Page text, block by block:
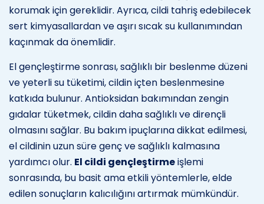
korumak için gereklidir. Ayrıca, cildi tahriş edebilecek
sert kimyasallardan ve aşırı sıcak su kullanımından
kaçınmak da önemlidir.
El gençleştirme sonrası, sağlıklı bir beslenme düzeni
ve yeterli su tüketimi, cildin içten beslenmesine
katkıda bulunur. Antioksidan bakımından zengin
gıdalar tüketmek, cildin daha sağlıklı ve dirençli
olmasını sağlar. Bu bakım ipuçlarına dikkat edilmesi,
el cildinin uzun süre genç ve sağlıklı kalmasına
yardımcı olur. El cildi gençleştirmeişlemi
sonrasında, bu basit ama etkili yöntemlerle, elde
edilen sonuçların kalıcılığını artırmak mümkündür.